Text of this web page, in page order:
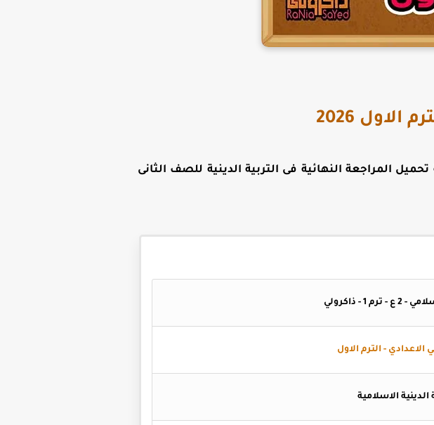
2026
تحميل المراجعة النهائية فى التربية الدينية للصف الثانى
1 - ذاكرولي
الاعدادي - الترم الاول
الدينية الاسلامية